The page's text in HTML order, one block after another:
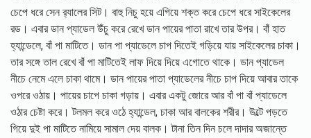
চেপে ধরে সেন র‌্যালের সিট। বাহু নিচু হয়ে এগিয়ে শক্ত করে চেপে ধরে সাইকেলের
রড। এবার ডান প্যাডেল উঁচু করে রেখে ডান পায়ের পাতা রাখে তার উপর। বাঁ হাত
হ্যান্ডেলে, বাঁ পা মাটিতে। ডান পা প্যাডেলে চাপ দিতেই গড়িয়ে যায় সাইকেলের চাকা।
তার সঙ্গে তাল রেখে বাঁ পা মাটিতেই লাফ দিয়ে দিয়ে এগোতে থাকে। ডান প্যাডেল
নীচে নেমে এলে চাকা থামে। ডান পায়ের পাতা প্যাডেলের নীচে চাপ দিয়ে আবার তাকে
ওপরে ওঠায়। পায়ের চাপে চাকা গড়ায়। এবার একটু জোরে আর বাঁ পা বাঁ প্যাডেলে
ওঠার চেষ্টা করে। টলমল করে ওঠে হ্যান্ডেল, চাকা আর বালকের শরীর। উল্টে পড়তে
গিয়ে দুই পা মাটিতে নামিয়ে সামাল দেয় বালক। টানা তিন দিন চলে দাদার অজান্তে